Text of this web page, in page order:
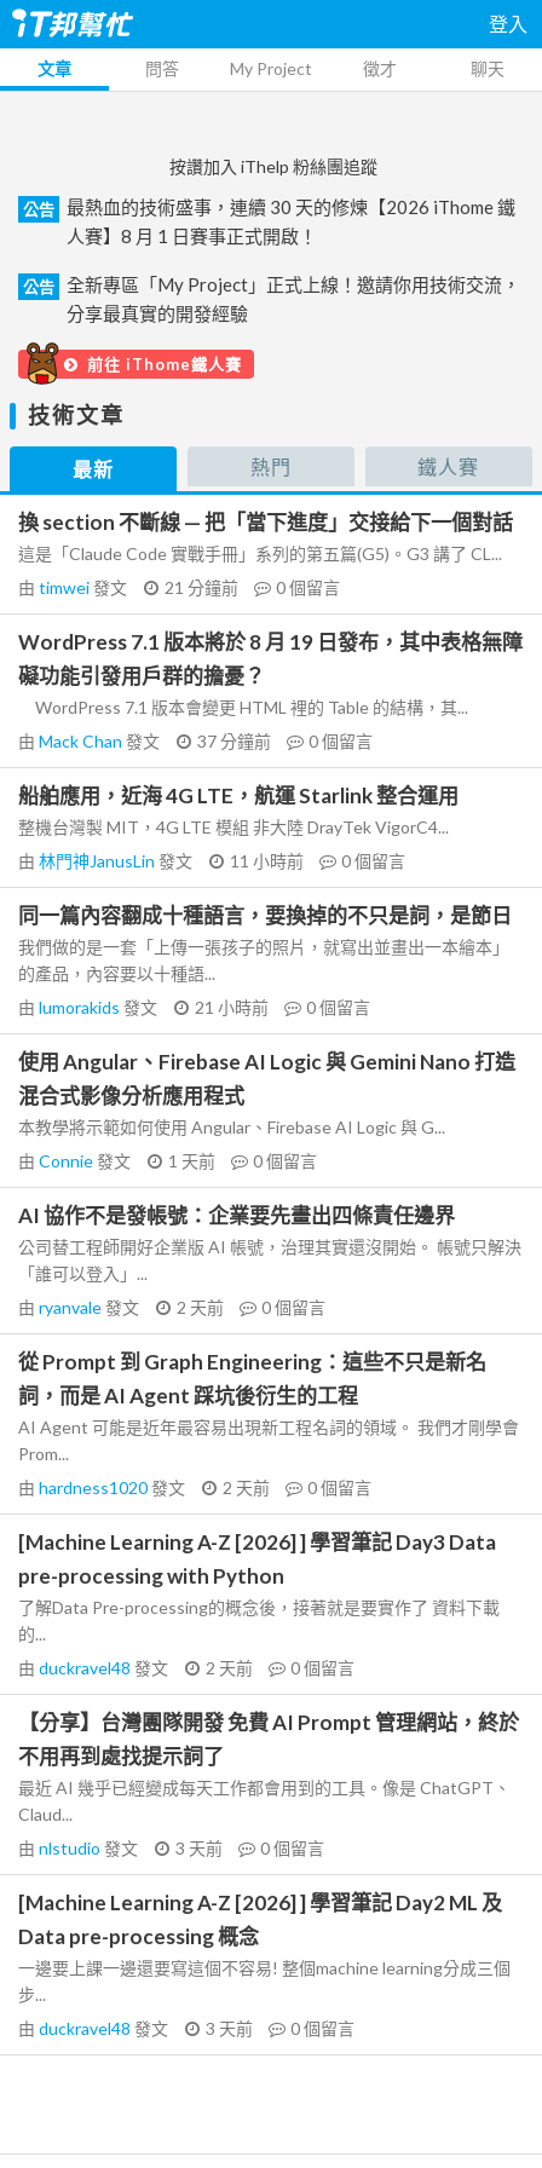
登入
文章 問答 My Project 徵才 聊天
按讚加入 iThelp 粉絲團追蹤
公告
最熱血的技術盛事，連續 30 天的修煉【2026 iThome 鐵
人賽】8 月 1 日賽事正式開啟！
公告
全新專區「My Project」正式上線！邀請你用技術交流，
分享最真實的開發經驗
前往 iThome鐵人賽
技術文章
最新 熱門 鐵人賽
換 section 不斷線 — 把「當下進度」交接給下一個對話
這是「Claude Code 實戰手冊」系列的第五篇(G5)。G3 講了 CL...
由 timwei發文 21 分鐘前 0個留言
WordPress 7.1 版本將於 8 月 19 日發布，其中表格無障
礙功能引發用戶群的擔憂？
WordPress 7.1 版本會變更 HTML 裡的 Table 的結構，其...
由 Mack Chan 發文 37 分鐘前 0個留言
船舶應用，近海 4G LTE，航運 Starlink 整合運用
整機台灣製 MIT，4G LTE 模組 非大陸 DrayTek VigorC4...
由 林門神JanusLin 發文 11 小時前 0個留言
同一篇內容翻成十種語言，要換掉的不只是詞，是節日
我們做的是一套「上傳一張孩子的照片，就寫出並畫出一本繪本」
的產品，內容要以十種語...
由 lumorakids 發文 21 小時前 0個留言
使用 Angular、Firebase AI Logic 與 Gemini Nano 打造
混合式影像分析應用程式
本教學將示範如何使用 Angular、Firebase AI Logic 與 G...
由 Connie發文 1 天前 0個留言
AI 協作不是發帳號：企業要先畫出四條責任邊界
公司替工程師開好企業版 AI 帳號，治理其實還沒開始。 帳號只解決
「誰可以登入」...
由 ryanvale發文 2 天前 0個留言
從 Prompt 到 Graph Engineering：這些不只是新名
詞，而是 AI Agent 踩坑後衍生的工程
AI Agent 可能是近年最容易出現新工程名詞的領域。 我們才剛學會
Prom...
由 hardness1020發文 2 天前 0個留言
[Machine Learning A-Z [2026] ] 學習筆記 Day3 Data
pre-processing with Python
了解Data Pre-processing的概念後，接著就是要實作了 資料下載
的...
由 duckravel48 發文 2 天前 0個留言
【分享】台灣團隊開發 免費 AI Prompt 管理網站，終於
不用再到處找提示詞了
最近 AI 幾乎已經變成每天工作都會用到的工具。像是 ChatGPT、
Claud...
由 nlstudio 發文 3 天前 0個留言
[Machine Learning A-Z [2026] ] 學習筆記 Day2 ML 及
Data pre-processing 概念
一邊要上課一邊還要寫這個不容易! 整個machine learning分成三個
步...
由 duckravel48 發文 3 天前 0個留言